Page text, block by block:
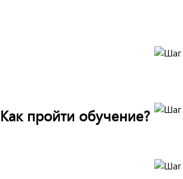
Как пройти обучение?